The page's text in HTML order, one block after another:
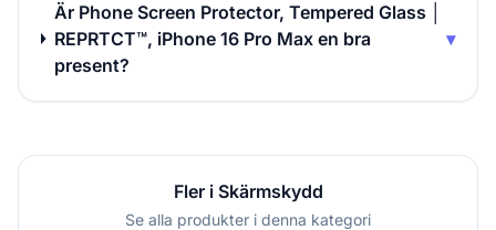
Är Phone Screen Protector, Tempered Glass │
REPRTCT™, iPhone 16 Pro Max en bra
present?
▾
Fler i Skärmskydd
Se alla produkter i denna kategori